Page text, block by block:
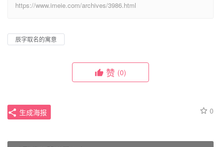
https://www.imeie.com/archives/3986.html
辰字取名的寓意
赞 (0)
0
生成海报